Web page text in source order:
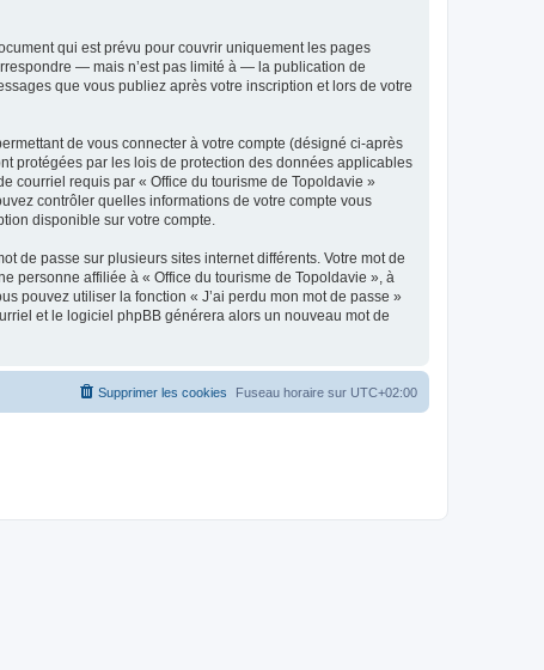
qui est prévu pour couvrir uniquement les pages
— mais n’est pas limité à — la publication de
que vous publiez après votre inscription et lors de votre
de vous connecter à votre compte (désigné ci-après
protégées par les lois de protection des données applicables
courriel requis par « Office du tourisme de Topoldavie »
contrôler quelles informations de votre compte vous
disponible sur votre compte.
de passe sur plusieurs sites internet différents. Votre mot de
personne affiliée à « Office du tourisme de Topoldavie », à
pouvez utiliser la fonction « J’ai perdu mon mot de passe »
et le logiciel phpBB générera alors un nouveau mot de
Fuseau horaire sur UTC+02:00
Supprimer les cookies